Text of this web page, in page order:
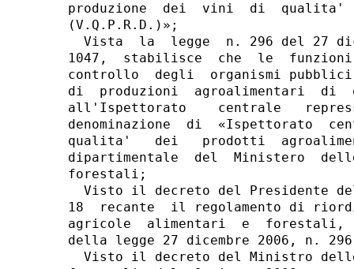
produzione  dei  vini  di  qualita'
(V.Q.P.R.D.)»;
Vista  la  legge  n. 296 del 27
1047,  stabilisce  che  le
controllo  degli  organismi
di  produzioni  agroalimentari  di
all'Ispettorato    centrale
denominazione  di  «Ispettorato
qualita'   dei   prodotti
dipartimentale  del  Ministero
forestali;
Visto il decreto del Presidente
18  recante  il regolamento di
agricole  alimentari  e  forestali,
della legge 27 dicembre 2006, n.
Visto il decreto del Ministro